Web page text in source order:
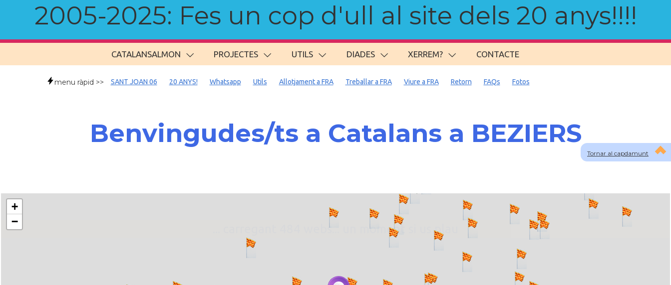
2005-2025: Fes un cop d'ull al site dels 20 anys!!!!
CATALANSALMON PROJECTES UTILS DIADES XERREM? CONTACTE
Tornar al capdamunt
menu ràpid >> SANT JOAN 06 20 ANYS! Whatsapp Utils Allotjament a FRA Treballar a FRA Viure a FRA Retorn FAQs Fotos
Benvingudes/ts a Catalans a BEZIERS
... carregant 484 webs... un moment si us plau
+
−